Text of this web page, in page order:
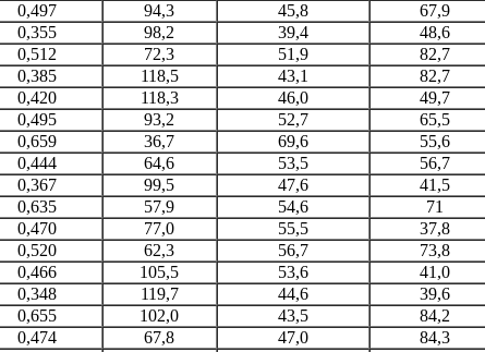
0,497 94,3 45,8 67,9
0,355 98,2 39,4 48,6
0,512 72,3 51,9 82,7
0,385 118,5 43,1 82,7
0,420 118,3 46,0 49,7
0,495 93,2 52,7 65,5
0,659 36,7 69,6 55,6
0,444 64,6 53,5 56,7
0,367 99,5 47,6 41,5
0,635 57,9 54,6 71
0,470 77,0 55,5 37,8
0,520 62,3 56,7 73,8
0,466 105,5 53,6 41,0
0,348 119,7 44,6 39,6
0,655 102,0 43,5 84,2
0,474 67,8 47,0 84,3